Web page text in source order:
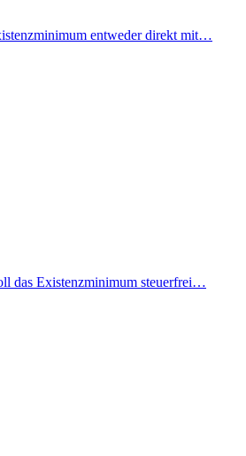
entweder direkt mit…
das Existenzminimum steuerfrei…